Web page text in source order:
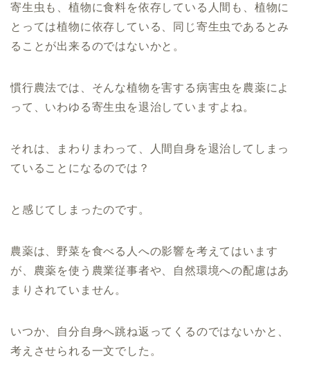
寄生虫も、植物に食料を依存している人間も、植物に
とっては植物に依存している、同じ寄生虫であるとみ
ることが出来るのではないかと。
慣行農法では、そんな植物を害する病害虫を農薬によ
って、いわゆる寄生虫を退治していますよね。
それは、まわりまわって、人間自身を退治してしまっ
ていることになるのでは？
と感じてしまったのです。
農薬は、野菜を食べる人への影響を考えてはいます
が、農薬を使う農業従事者や、自然環境への配慮はあ
まりされていません。
いつか、自分自身へ跳ね返ってくるのではないかと、
考えさせられる一文でした。